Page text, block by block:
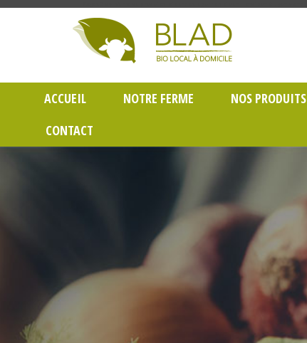
ACCUEIL NOTRE FERME NOS PRODUITS
CONTACT